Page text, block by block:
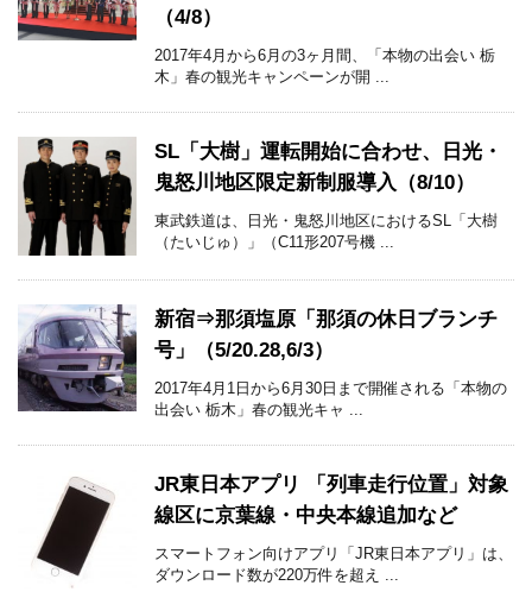
（4/8）
2017年4月から6月の3ヶ月間、「本物の出会い 栃
木」春の観光キャンペーンが開 ...
SL「大樹」運転開始に合わせ、日光・
鬼怒川地区限定新制服導入（8/10）
東武鉄道は、日光・鬼怒川地区におけるSL「大樹
（たいじゅ）」（C11形207号機 ...
新宿⇒那須塩原「那須の休日ブランチ
号」（5/20.28,6/3）
2017年4月1日から6月30日まで開催される「本物の
出会い 栃木」春の観光キャ ...
JR東日本アプリ 「列車走行位置」対象
線区に京葉線・中央本線追加など
スマートフォン向けアプリ「JR東日本アプリ」は、
ダウンロード数が220万件を超え ...